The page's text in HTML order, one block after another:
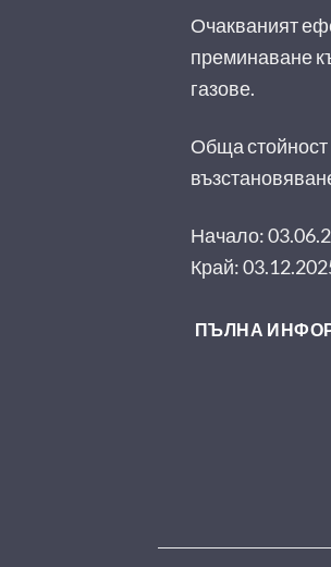
Очакваният
преминаване
газове.
Обща стойност
Начало:
Край:
ПЪЛНА